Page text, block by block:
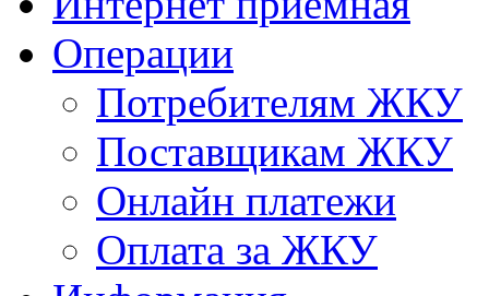
Операции
Потребителям ЖКУ
Поставщикам ЖКУ
Онлайн платежи
Оплата за ЖКУ